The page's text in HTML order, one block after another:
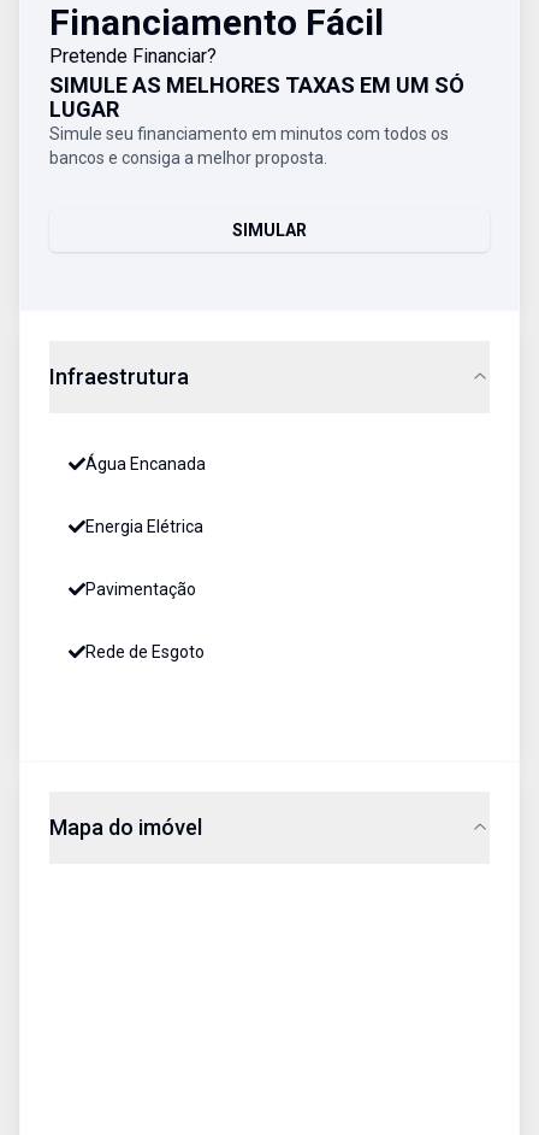
Financiamento Fácil
Pretende Financiar?
SIMULE AS MELHORES TAXAS EM UM SÓ
LUGAR
Simule seu financiamento em minutos com todos os
bancos e consiga a melhor proposta.
SIMULAR
Infraestrutura
Água Encanada
Energia Elétrica
Pavimentação
Rede de Esgoto
Mapa do imóvel